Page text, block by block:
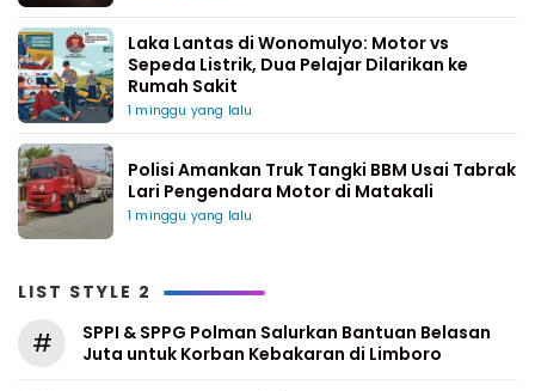
Laka Lantas di Wonomulyo: Motor vs
Sepeda Listrik, Dua Pelajar Dilarikan ke
Rumah Sakit
1 minggu yang lalu
Polisi Amankan Truk Tangki BBM Usai Tabrak
Lari Pengendara Motor di Matakali
1 minggu yang lalu
LIST STYLE 2
#
SPPI & SPPG Polman Salurkan Bantuan Belasan
Juta untuk Korban Kebakaran di Limboro